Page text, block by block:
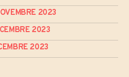
2023
2023
2023